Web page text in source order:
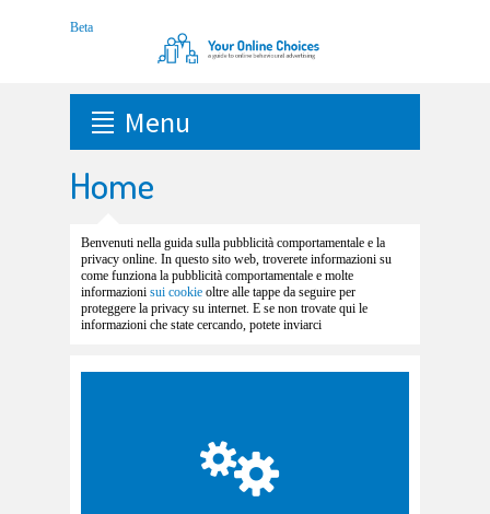
Menu
Home
Benvenuti nella guida sulla pubblicità comportamentale e la
privacy online. In questo sito web, troverete informazioni su
come funziona la pubblicità comportamentale e molte
informazioni sui cookie oltre alle tappe da seguire per
proteggere la privacy su internet. E se non trovate qui le
informazioni che state cercando, potete inviarci